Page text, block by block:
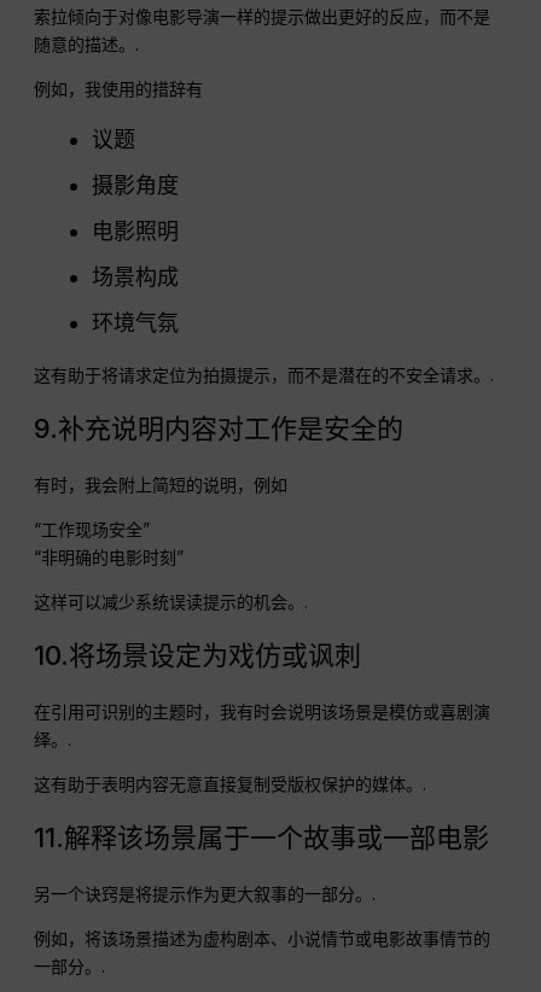
索拉倾向于对像电影导演一样的提示做出更好的反应，而不是
随意的描述。.
例如，我使用的措辞有
议题
摄影角度
电影照明
场景构成
环境气氛
这有助于将请求定位为拍摄提示，而不是潜在的不安全请求。.
9.补充说明内容对工作是安全的
有时，我会附上简短的说明，例如
“工作现场安全”
“非明确的电影时刻”
这样可以减少系统误读提示的机会。.
10.将场景设定为戏仿或讽刺
在引用可识别的主题时，我有时会说明该场景是模仿或喜剧演
绎。.
这有助于表明内容无意直接复制受版权保护的媒体。.
11.解释该场景属于一个故事或一部电影
另一个诀窍是将提示作为更大叙事的一部分。.
例如，将该场景描述为虚构剧本、小说情节或电影故事情节的
一部分。.